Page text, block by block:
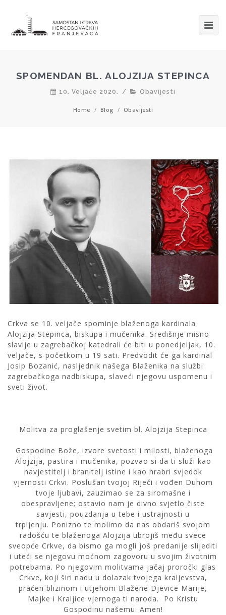
SPOMENDAN BL. ALOJZIJA STEPINCA
10. Veljače 2020. / Obavijesti
Home / Blog / Obavijesti
Crkva se 10. veljače spominje blaženoga kardinala
Alojzija Stepinca, biskupa i mučenika. Središnje misno
slavlje u zagrebačkoj katedrali će biti u ponedjeljak, 10.
veljače, s početkom u 19 sati. Predvodit će ga kardinal
Josip Bozanić, nasljednik našega Blaženika na službi
zagrebačkoga nadbiskupa, slaveći njegovu uspomenu i
sveti život.
Molitva za proglašenje svetim bl. Alojzija Stepinca
Gospodine Bože, izvore svetosti i milosti, blaženoga
Alojzija, pastira i mučenika, pozvao si da ti služi kao
navjestitelj i branitelj istine i kao hrabri svjedok
vjernosti Crkvi. Poslušan tvojoj Riječi i vođen Duhom
tvoje ljubavi, zauzimao se za siromašne i
obespravljene; ostavio nam je divno svjetlo čiste
savjesti, pouzdanja u tebe i ustrajnosti u
trpljenju. Ponizno te molimo da nas obdariš svojom
radošću te blaženoga Alojzija ubrojiš među svece
sveopće Crkve, da bismo ga mogli još predanije slijediti
i uteći se njegovu moćnom zagovoru u svojim životnim
potrebama. Po njegovim molitvama jačaj proročki glas
Crkve, koji širi nadu u dolazak tvojega kraljevstva,
praćen blizinom i utjehom Blažene Djevice Marije,
Majke i Kraljice vjernoga ti naroda. Po Kristu
Gospodinu našemu. Amen!